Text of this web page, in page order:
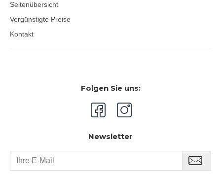
Seitenübersicht
Vergünstigte Preise
Kontakt
Folgen Sie uns:
Newsletter